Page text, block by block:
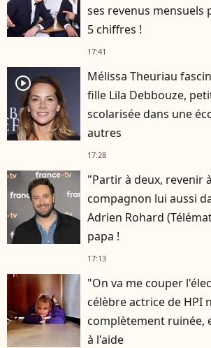
ses revenus mensuels
5 chiffres !
17:41
player2
Mélissa Theuriau
fille Lila Debbouze,
scolarisée dans une
autres
17:28
"Partir à deux, revenir
compagnon lui aussi
Adrien Rohard
papa !
17:13
"On va me couper
célèbre actrice de HPI
complètement ruinée,
à l'aide